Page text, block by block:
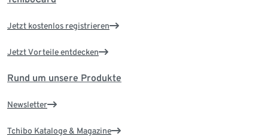
Jetzt kostenlos registrieren
Jetzt Vorteile entdecken
Rund um unsere Produkte
Newsletter
Tchibo Kataloge & Magazine